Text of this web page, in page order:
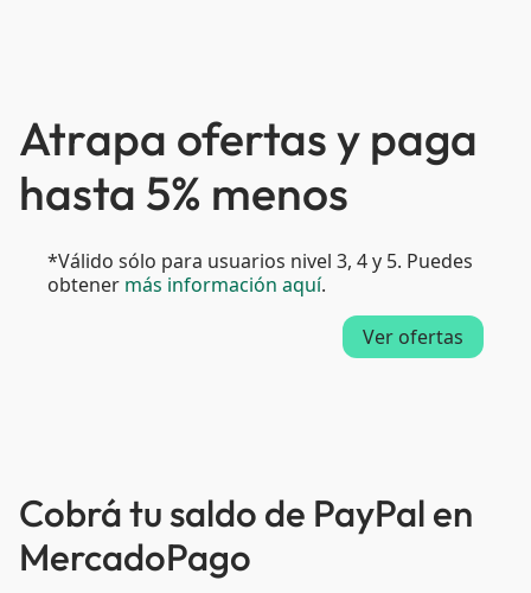
Atrapa ofertas y paga
hasta 5% menos
*Válido sólo para usuarios nivel 3, 4 y 5. Puedes
obtener más información aquí.
Ver ofertas
Cobrá tu saldo de PayPal en
MercadoPago